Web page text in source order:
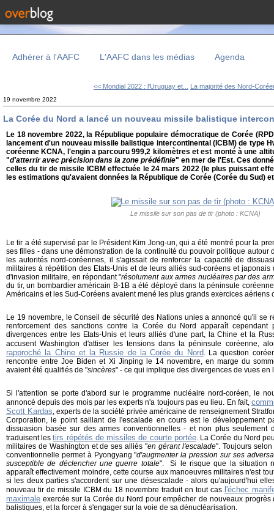
Adhérer à l'AAFC L'AAFC dans les médias Agenda
<< Mondial 2022 : l'Uruguay et... La majorité des Nord-
19 novembre 2022
La Corée du Nord a lancé un nouveau missile balistique
Le 18 novembre 2022, la République populaire démocratique de Corée
lancement d'un nouveau missile balistique intercontinental (ICBM) de type
coréenne KCNA, l'engin a parcouru 999,2 kilomètres et est monté à une
"d'atterrir avec précision dans la zone prédéfinie" en mer de l'Est. Ces
celles du tir de missile ICBM effectuée le 24 mars 2022 (le plus puissant
les estimations qu'avaient données la République de Corée (Corée du Sud)
Le missile sur son pas de tir (photo : KCNA)
Le tir a été supervisé par le Président Kim Jong-un, qui a été montré pour la
ses filles - dans une démonstration de la continuité du pouvoir politique autour
les autorités nord-coréennes, il s'agissait de renforcer la capacité de
militaires à répétition des Etats-Unis et de leurs alliés sud-coréens et japonais
d'invasion militaire, en répondant "résolument aux armes nucléaires par des
du tir, un bombardier américain B-1B a été déployé dans la péninsule
Américains et les Sud-Coréens avaient mené les plus grands exercices aériens
Le 19 novembre, le Conseil de sécurité des Nations unies a annoncé qu'il se
renforcement des sanctions contre la Corée du Nord apparaît cependant
divergences entre les Etats-Unis et leurs alliés d'une part, la Chine et la
accusent Washington d'attiser les tensions dans la péninsule coréenne,
rapproché la Chine et la Russie de la Corée du Nord. La question
rencontre entre Joe Biden et Xi Jinping le 14 novembre, en marge du
avaient été qualifiés de "sincères" - ce qui implique des divergences de vues
Si l'attention se porte d'abord sur le programme nucléaire nord-coréen, le
annoncé depuis des mois par les experts n'a toujours pas eu lieu. En fait,
Scott Kardas, experts de la société privée américaine de renseignement
Corporation, le point saillant de l'escalade en cours est le développement
dissuasion basée sur des armes conventionnelles - et non plus seulement
traduisent lestirs répétés de missiles de courte portée. La Corée du Nord
militaires de Washington et de ses alliés "en gérant l'escalade". Toujours
conventionnelle permet à Pyongyang "d'augmenter la pression sur ses
susceptible de déclencher une guerre totale". Si le risque que la situation
apparaît effectivement moindre, cette course aux manoeuvres militaires n'est
si les deux parties s'accordent sur une désescalade - alors qu'aujourd'hui
nouveau tir de missile ICBM du 18 novembre traduit en tout cas l'échec
maximale exercée sur la Corée du Nord pour empêcher de nouveaux
balistiques, et la forcer à s'engager sur la voie de sa dénucléarisation.